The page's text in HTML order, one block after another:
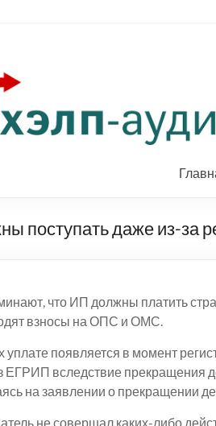
поступать даже из-за
что ИП должны платить
взносы на ОПС и ОМС.
уплате появляется в момент
ЕГРИП вследствие прекращения
на заявлении о прекращении
не совершал каких-либо